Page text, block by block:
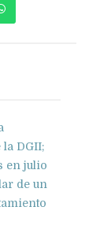
Send
DGII;
en julio
de un